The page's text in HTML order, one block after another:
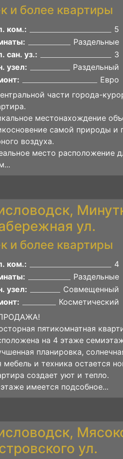
и более квартиры
ком.:
5
Раздельные
сан. уз.:
3
узел:
Раздельный
Евро
части города-
местонахождение
самой природы и
воздуха.
место расположение
ул.
и более квартиры
ком.:
4
Раздельные
узел:
Совмещенный
Косметический
пятикомнатная
на 4 этаже
планировка,
мебель и техника остается
создает уют и тепло.
имеется подсобное...
ул.